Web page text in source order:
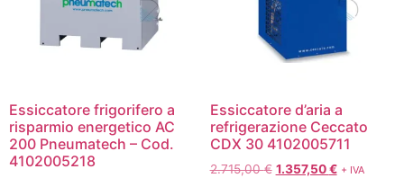
Essiccatore frigorifero a
risparmio energetico AC
200 Pneumatech – Cod.
4102005218
Essiccatore d’aria a
refrigerazione Ceccato
CDX 30 4102005711
2.715,00€ 1.357,50€ + IVA